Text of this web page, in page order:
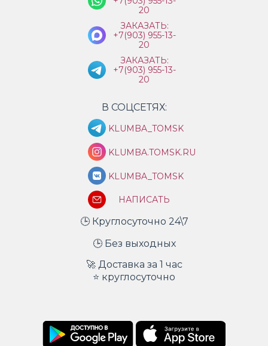
20
ЗАКАЗАТЬ:
+7(903) 955-13-
20
ЗАКАЗАТЬ:
+7(903) 955-13-
20
В СОЦСЕТЯХ:
KLUMBA_TOMSK
KLUMBA.TOMSK.RU
KLUMBA_TOMSK
НАПИСАТЬ
🕒 Круглосуточно 24\7
🕒 Без выходных
🚀 Доставка за 1 час
⭐ круглосуточно